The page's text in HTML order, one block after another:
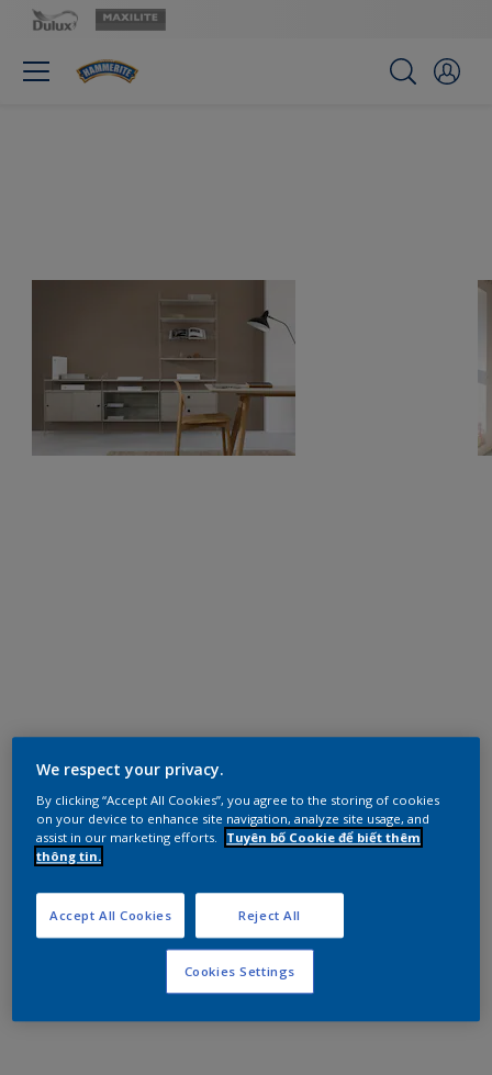
We respect your privacy.
By clicking “Accept All Cookies”, you agree to the storing of cookies
on your device to enhance site navigation, analyze site usage, and
assist in our marketing efforts.
Tuyên bố Cookie để biết thêm
thông tin.
Reject All
Accept All Cookies
Cookies Settings